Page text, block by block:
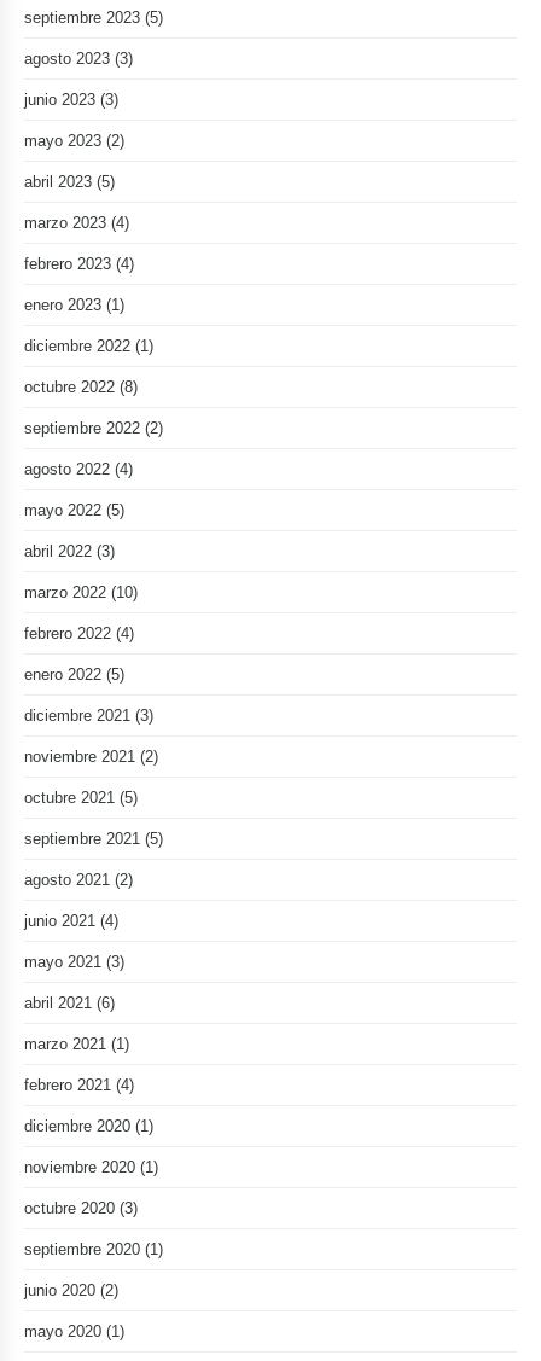
septiembre 2023 (5)
agosto 2023 (3)
junio 2023 (3)
mayo 2023 (2)
abril 2023 (5)
marzo 2023 (4)
febrero 2023 (4)
enero 2023 (1)
diciembre 2022 (1)
octubre 2022 (8)
septiembre 2022 (2)
agosto 2022 (4)
mayo 2022 (5)
abril 2022 (3)
marzo 2022 (10)
febrero 2022 (4)
enero 2022 (5)
diciembre 2021 (3)
noviembre 2021 (2)
octubre 2021 (5)
septiembre 2021 (5)
agosto 2021 (2)
junio 2021 (4)
mayo 2021 (3)
abril 2021 (6)
marzo 2021 (1)
febrero 2021 (4)
diciembre 2020 (1)
noviembre 2020 (1)
octubre 2020 (3)
septiembre 2020 (1)
junio 2020 (2)
mayo 2020 (1)